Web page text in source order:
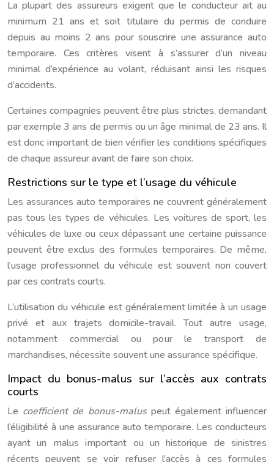
La plupart des assureurs exigent que le conducteur ait au
minimum 21 ans et soit titulaire du permis de conduire
depuis au moins 2 ans pour souscrire une assurance auto
temporaire. Ces critères visent à s’assurer d’un niveau
minimal d’expérience au volant, réduisant ainsi les risques
d’accidents.
Certaines compagnies peuvent être plus strictes, demandant
par exemple 3 ans de permis ou un âge minimal de 23 ans. Il
est donc important de bien vérifier les conditions spécifiques
de chaque assureur avant de faire son choix.
Restrictions sur le type et l’usage du véhicule
Les assurances auto temporaires ne couvrent généralement
pas tous les types de véhicules. Les voitures de sport, les
véhicules de luxe ou ceux dépassant une certaine puissance
peuvent être exclus des formules temporaires. De même,
l’usage professionnel du véhicule est souvent non couvert
par ces contrats courts.
L’utilisation du véhicule est généralement limitée à un usage
privé et aux trajets domicile-travail. Tout autre usage,
notamment commercial ou pour le transport de
marchandises, nécessite souvent une assurance spécifique.
Impact du bonus-malus sur l’accès aux contrats
courts
Le coefficient de bonus-malus peut également influencer
l’éligibilité à une assurance auto temporaire. Les conducteurs
ayant un malus important ou un historique de sinistres
récents peuvent se voir refuser l’accès à ces formules